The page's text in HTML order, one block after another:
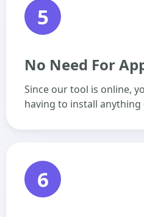
5
No Need For
Since our tool is online,
having to install anything
6